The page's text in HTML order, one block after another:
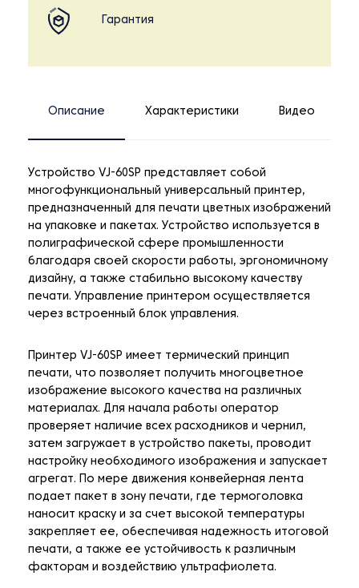
Гарантия
Описание Характеристики Видео
Устройство VJ-60SP представляет собой
многофункциональный универсальный принтер,
предназначенный для печати цветных изображений
на упаковке и пакетах. Устройство используется в
полиграфической сфере промышленности
благодаря своей скорости работы, эргономичному
дизайну, а также стабильно высокому качеству
печати. Управление принтером осуществляется
через встроенный блок управления.
Принтер VJ-60SP имеет термический принцип
печати, что позволяет получить многоцветное
изображение высокого качества на различных
материалах. Для начала работы оператор
проверяет наличие всех расходников и чернил,
затем загружает в устройство пакеты, проводит
настройку необходимого изображения и запускает
агрегат. По мере движения конвейерная лента
подает пакет в зону печати, где термоголовка
наносит краску и за счет высокой температуры
закрепляет ее, обеспечивая надежность итоговой
печати, а также ее устойчивость к различным
факторам и воздействию ультрафиолета.